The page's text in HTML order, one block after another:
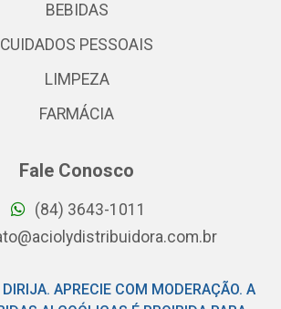
BEBIDAS
CUIDADOS PESSOAIS
LIMPEZA
FARMÁCIA
Fale Conosco
(84) 3643-1011
APRECIE COM MODERAÇÃO. A